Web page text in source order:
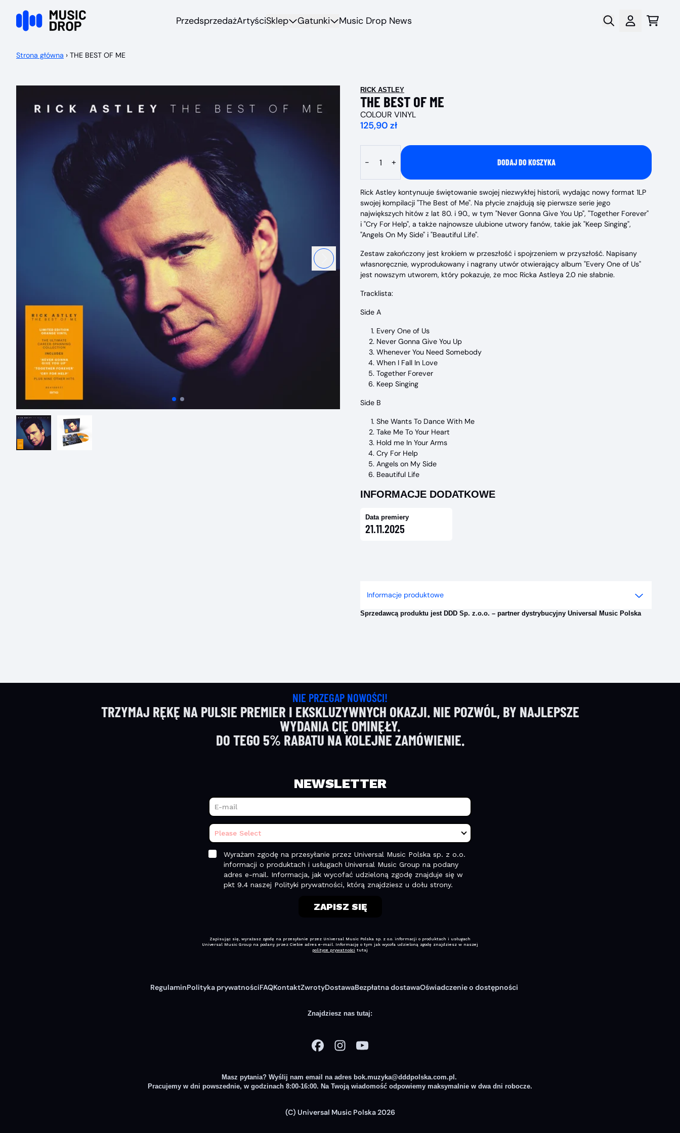
PrzedsprzedażArtyściSklep Gatunki
Music Drop News
Wózek
Strona główna › THE BEST OF ME
Następny
RICK ASTLEY
THE BEST OF ME
COLOUR VINYL
125,90 zł
-
+ DODAJ DO KOSZYKA
Rick Astley kontynuuje świętowanie swojej niezwykłej historii, wydając nowy format 1LP
swojej kompilacji "The Best of Me". Na płycie znajdują się pierwsze serie jego
największych hitów z lat 80. i 90., w tym "Never Gonna Give You Up", "Together Forever"
i "Cry For Help", a także najnowsze ulubione utwory fanów, takie jak "Keep Singing",
"Angels On My Side" i "Beautiful Life".
Zestaw zakończony jest krokiem w przeszłość i spojrzeniem w przyszłość. Napisany
własnoręcznie, wyprodukowany i nagrany utwór otwierający album "Every One of Us"
jest nowszym utworem, który pokazuje, że moc Ricka Astleya 2.0 nie słabnie.
Tracklista:
Side A
Every One of Us
Never Gonna Give You Up
Whenever You Need Somebody
When I Fall In Love
Together Forever
Keep Singing
Side B
She Wants To Dance With Me
Take Me To Your Heart
Hold me In Your Arms
Cry For Help
Angels on My Side
Beautiful Life
INFORMACJE DODATKOWE
Data premiery
21.11.2025
Informacje produktowe
Sprzedawcą produktu jest DDD Sp. z.o.o. – partner dystrybucyjny Universal Music Polska
NIE PRZEGAP NOWOŚCI!
TRZYMAJ RĘKĘ NA PULSIE PREMIER I EKSKLUZYWNYCH OKAZJI. NIE POZWÓL, BY NAJLEPSZE
WYDANIA CIĘ OMINĘŁY.
DO TEGO 5% RABATU NA KOLEJNE ZAMÓWIENIE.
RegulaminPolityka prywatnościFAQKontaktZwrotyDostawaBezpłatna dostawaOświadczenie o dostępności
Znajdziesz nas tutaj:
Masz pytania? Wyślij nam email na adres bok.muzyka@dddpolska.com.pl .
Pracujemy w dni powszednie, w godzinach 8:00-16:00. Na Twoją wiadomość odpowiemy maksymalnie w dwa dni robocze.
(C) Universal Music Polska 2026